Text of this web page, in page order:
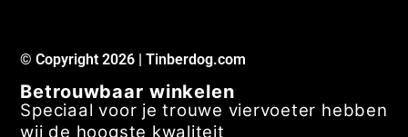
© Copyright 2026 | Tinberdog.com
Betrouwbaar winkelen
Speciaal voor je trouwe viervoeter hebben
wij de hoogste kwaliteit